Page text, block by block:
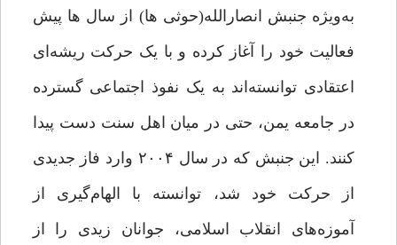
به‌ویژه جنبش انصارالله(حوثی ها) از سال ها پیش
فعالیت خود را آغاز کرده‌ و با یک حرکت ریشه‌ای
اعتقادی توانسته‌اند به یک نفوذ اجتماعی گسترده
در جامعه یمن، حتی در میان اهل سنت دست پیدا
کنند. این جنبش که در سال ۲۰۰۴ وارد فاز جدیدی
از حرکت خود شد، توانسته با الهام‌گیری از
آموزه‌های انقلاب اسلامی، جوانان زیدی را از